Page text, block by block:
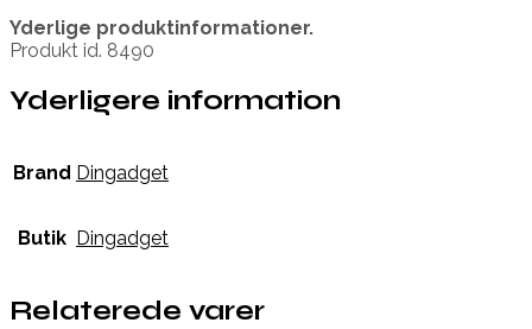
Yderlige produktinformationer.
Produkt id. 8490
Yderligere information
Brand Dingadget
Butik Dingadget
Relaterede varer